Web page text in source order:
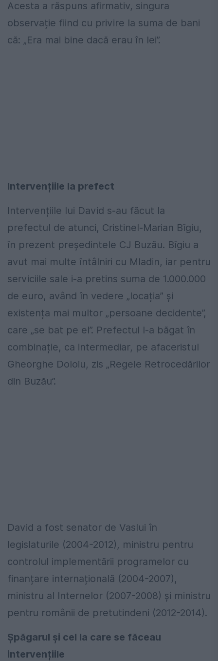
Acesta a răspuns afirmativ, singura
observație fiind cu privire la suma de bani
că: „Era mai bine dacă erau în lei”.
Intervențiile la prefect
Intervențiile lui David s-au făcut la
prefectul de atunci, Cristinel-Marian Bîgiu,
în prezent președintele CJ Buzău. Bîgiu a
avut mai multe întâlniri cu Mladin, iar pentru
serviciile sale i-a pretins suma de 1.000.000
de euro, având în vedere „locația” și
existența mai multor „persoane decidente”,
care „se bat pe el”. Prefectul l-a băgat în
combinație, ca intermediar, pe afaceristul
Gheorghe Doloiu, zis „Regele Retrocedărilor
din Buzău”.
David a fost senator de Vaslui în
legislaturile (2004-2012), ministru pentru
controlul implementării programelor cu
finanțare internațională (2004-2007),
ministru al Internelor (2007-2008) și ministru
pentru românii de pretutindeni (2012-2014).
Șpăgarul și cel la care se făceau
intervențiile